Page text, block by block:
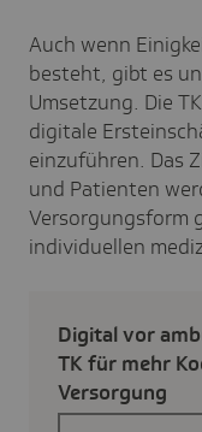
Auch wenn
besteht, gibt es
Umsetzung. Die
digitale
einzuführen. Das
und Patienten
Versorgungsform
individuellen
Digital vor
TK für mehr
Versor­gung